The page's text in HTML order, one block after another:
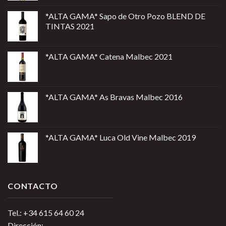
*ALTA GAMA* Sapo de Otro Pozo BLEND DE
TINTAS 2021
*ALTA GAMA* Catena Malbec 2021
*ALTA GAMA* As Bravas Malbec 2016
*ALTA GAMA* Luca Old Vine Malbec 2019
CONTACTO
Tel.: +34 615 64 60 24